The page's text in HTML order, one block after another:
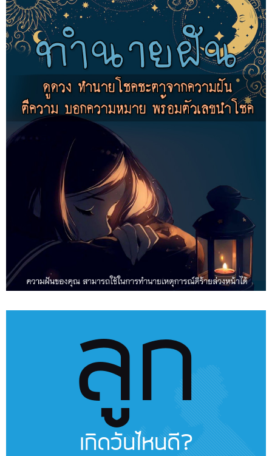
ลูก
เกิดวันไหนดี?